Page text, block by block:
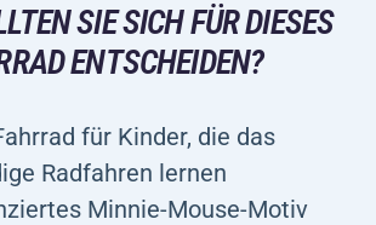
SIE SICH FÜR DIESES
ENTSCHEIDEN?
für Kinder, die das
Radfahren lernen
Minnie-Mouse-Motiv